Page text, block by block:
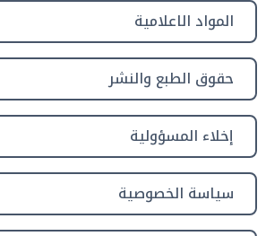
المواد الاعلامية
حقوق الطبع والنشر
إخلاء المسؤولية
سياسة الخصوصية